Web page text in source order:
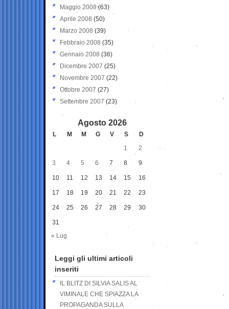
Maggio 2008(63)
Aprile 2008 (50)
Marzo 2008 (39)
Febbraio 2008 (35)
Gennaio 2008 (36)
Dicembre 2007 (25)
Novembre 2007 (22)
Ottobre 2007 (27)
Settembre 2007 (23)
Agosto 2026
L M M G V S
D
1
2
3 4 5 6 7 8 9
10 11 12 13 14 15 16
17 18 19 20 21 22 23
24 25 26 27 28 29 30
31
« Lug
Leggi gli ultimi articoli
inseriti
IL BLITZ DI SILVIA SALIS AL
VIMINALE CHE SPIAZZA LA
PROPAGANDA SULLA